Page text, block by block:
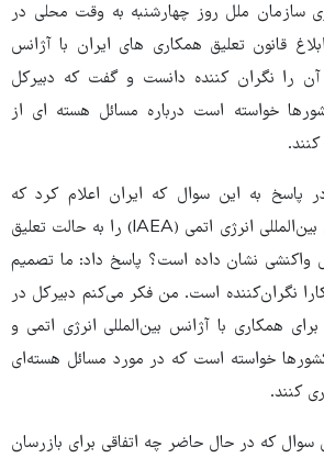
سازمان ملل روز چهارشنبه به وقت محلی در
قانون تعلیق همکاری های ایران با آژانس
آن را نگران کننده دانست و گفت که دبیرکل
خواسته است درباره مسائل هسته ای از
پاسخ به این سوال که ایران اعلام کرد که
همکاری خود را با آژانس بین‌المللی انرژی اتمی (IAEA) را به حالت تعلیق
واکنشی نشان داده است؟ پاسخ داد: ما تصمیم
نگران‌کننده است. من فکر می‌کنم دبیرکل در
همکاری با آژانس بین‌المللی انرژی اتمی و
خواسته است که در مورد مسائل هسته‌ای
کنند.
سوال که در حال حاضر چه اتفاقی برای بازرسان